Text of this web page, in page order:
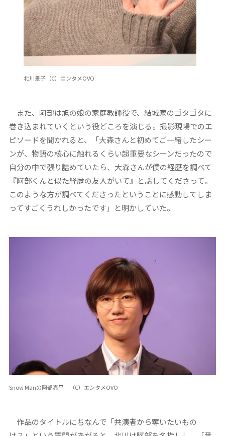
北川景子（C）エンタメOVO
また、阿部は旭の娘の家庭教師役で、結城家のゴタゴタに
巻き込まれていくという役どころを演じる。撮影現場でのエ
ピソードを聞かれると、「大森さんと初めてご一緒したシー
ンが、物語の核心に触れるくらい超重要なシーンだったので
自分の中で張り詰めていたら、大森さんが僕の経歴を調べて
『阿部くんと似た経歴の友人がいて』と話してくださって。
このような方が調べてくださったということに感動してしま
ってすごくうれしかったです」と明かしていた。
Snow Manの阿部亮平 （C）エンタメOVO
作品のタイトルにちなんで「共演者から奪いたいもの